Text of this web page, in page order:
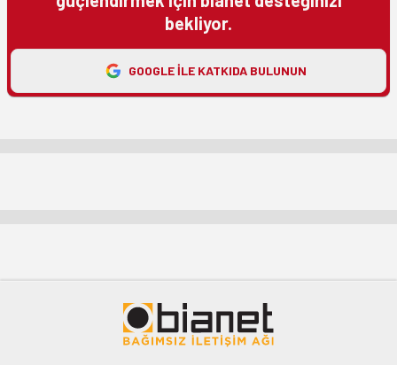
bekliyor.
GOOGLE ILE KATKIDA BULUNUN